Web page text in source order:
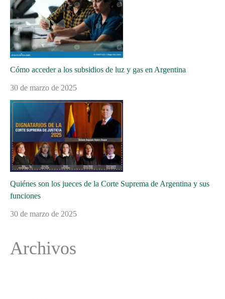
Cómo acceder a los subsidios de luz y gas en Argentina
30 de marzo de 2025
Quiénes son los jueces de la Corte Suprema de Argentina y sus
funciones
30 de marzo de 2025
Archivos